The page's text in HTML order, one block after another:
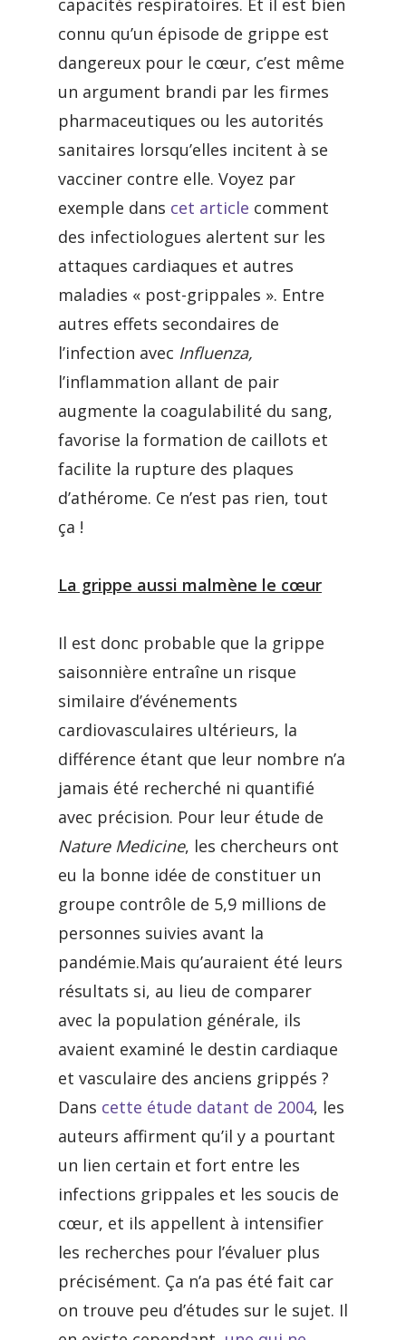
capacités respiratoires. Et il est bien
connu qu’un épisode de grippe est
dangereux pour le cœur, c’est même
un argument brandi par les firmes
pharmaceutiques ou les autorités
sanitaires lorsqu’elles incitent à se
vacciner contre elle. Voyez par
exemple dans cet article comment
des infectiologues alertent sur les
attaques cardiaques et autres
maladies « post-grippales ». Entre
autres effets secondaires de
l’infection avec Influenza,
l’inflammation allant de pair
augmente la coagulabilité du sang,
favorise la formation de caillots et
facilite la rupture des plaques
d’athérome. Ce n’est pas rien, tout
ça !
La grippe aussi malmène le cœur
Il est donc probable que la grippe
saisonnière entraîne un risque
similaire d’événements
cardiovasculaires ultérieurs, la
différence étant que leur nombre n’a
jamais été recherché ni quantifié
avec précision. Pour leur étude de
Nature Medicine, les chercheurs ont
eu la bonne idée de constituer un
groupe contrôle de 5,9 millions de
personnes suivies avant la
pandémie.Mais qu’auraient été leurs
résultats si, au lieu de comparer
avec la population générale, ils
avaient examiné le destin cardiaque
et vasculaire des anciens grippés ?
Dans cette étude datant de 2004, les
auteurs affirment qu’il y a pourtant
un lien certain et fort entre les
infections grippales et les soucis de
cœur, et ils appellent à intensifier
les recherches pour l’évaluer plus
précisément. Ça n’a pas été fait car
on trouve peu d’études sur le sujet. Il